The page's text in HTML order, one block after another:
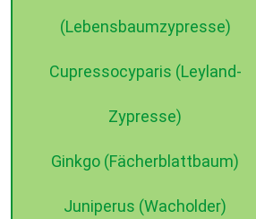
(Lebensbaumzypresse)
Cupressocyparis (Leyland-
Zypresse)
Ginkgo (Fächerblattbaum)
Juniperus (Wacholder)